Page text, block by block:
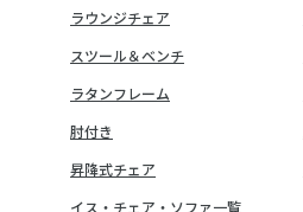
ラウンジチェア
スツール＆ベンチ
ラタンフレーム
肘付き
昇降式チェア
イス・チェア・ソファ一覧